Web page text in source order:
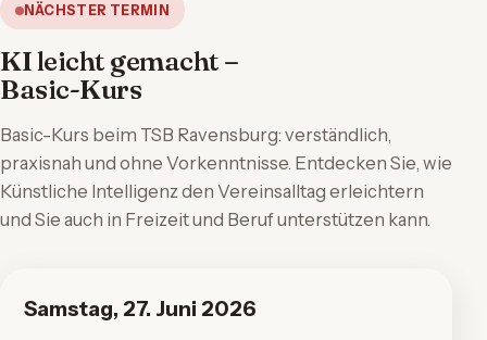
NÄCHSTER TERMIN
KI leicht gemacht –
Basic-Kurs
Basic-Kurs beim TSB Ravensburg: verständlich,
praxisnah und ohne Vorkenntnisse. Entdecken Sie, wie
Künstliche Intelligenz den Vereinsalltag erleichtern
und Sie auch in Freizeit und Beruf unterstützen kann.
Samstag, 27. Juni 2026